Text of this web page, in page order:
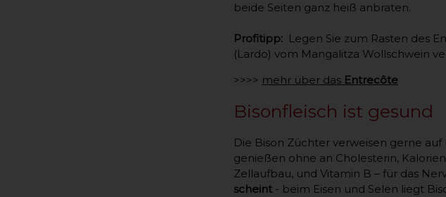
beide Seiten ganz heiß anbraten.
Profitipp: Legen Sie zum Rasten des
(Lardo) vom Mangalitza Wollschwein
>>>> mehr über das Entrecôte
Bisonfleisch ist gesund
Die Bison Züchter verweisen gerne
genießen ohne an Cholesterin,
Zellaufbau, und Vitamin B – für das
scheint - beim Eisen und Selen liegt